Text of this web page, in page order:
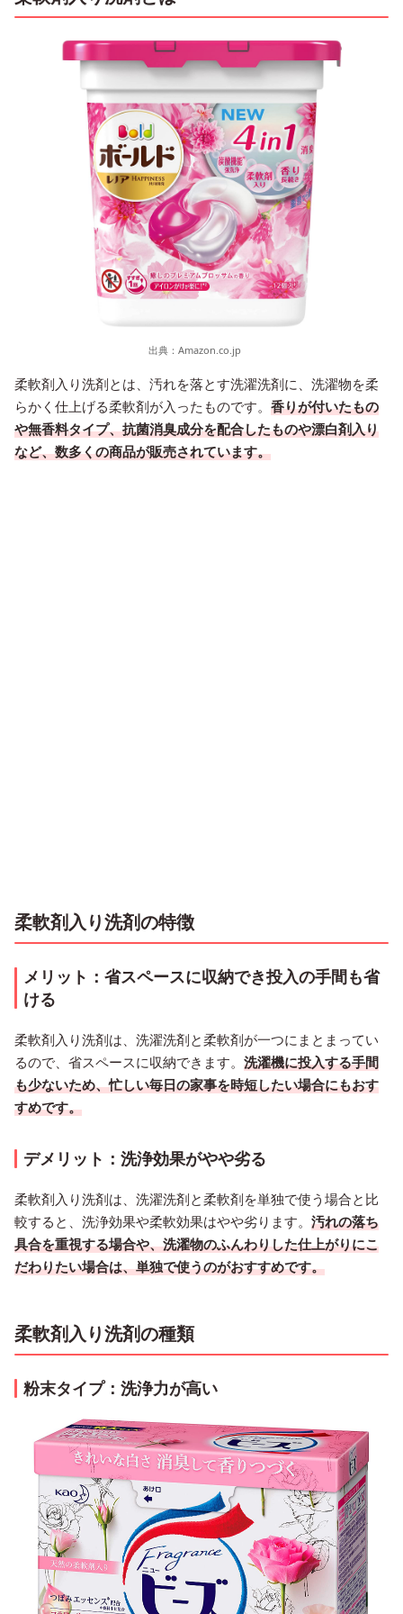
出典： Amazon.co.jp
柔軟剤入り洗剤とは、汚れを落とす洗濯洗剤に、洗濯物を柔
らかく仕上げる柔軟剤が入ったものです。 香りが付いたもの
や無香料タイプ、抗菌消臭成分を配合したものや漂白剤入り
など、数多くの商品が販売されています。
柔軟剤入り洗剤の特徴
メリット：省スペースに収納でき投入の手間も省
ける
柔軟剤入り洗剤は、洗濯洗剤と柔軟剤が一つにまとまってい
るので、省スペースに収納できます。 洗濯機に投入する手間
も少ないため、忙しい毎日の家事を時短したい場合にもおす
すめです。
デメリット：洗浄効果がやや劣る
柔軟剤入り洗剤は、洗濯洗剤と柔軟剤を単独で使う場合と比
較すると、洗浄効果や柔軟効果はやや劣ります。 汚れの落ち
具合を重視する場合や、洗濯物のふんわりした仕上がりにこ
だわりたい場合は、単独で使うのがおすすめです。
柔軟剤入り洗剤の種類
粉末タイプ：洗浄力が高い